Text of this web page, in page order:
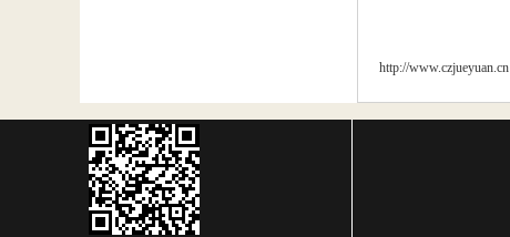
http://www.czjueyuan.cn